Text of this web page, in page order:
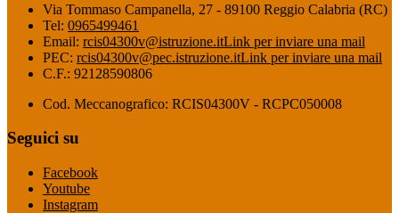
Via Tommaso Campanella, 27 - 89100 Reggio Calabria (RC)
Tel: 0965499461
Email: rcis04300v@istruzione.itLink per inviare una mail
PEC: rcis04300v@pec.istruzione.itLink per inviare una mail
C.F.: 92128590806
Cod. Meccanografico: RCIS04300V - RCPC050008
Seguici su
Facebook
Youtube
Instagram